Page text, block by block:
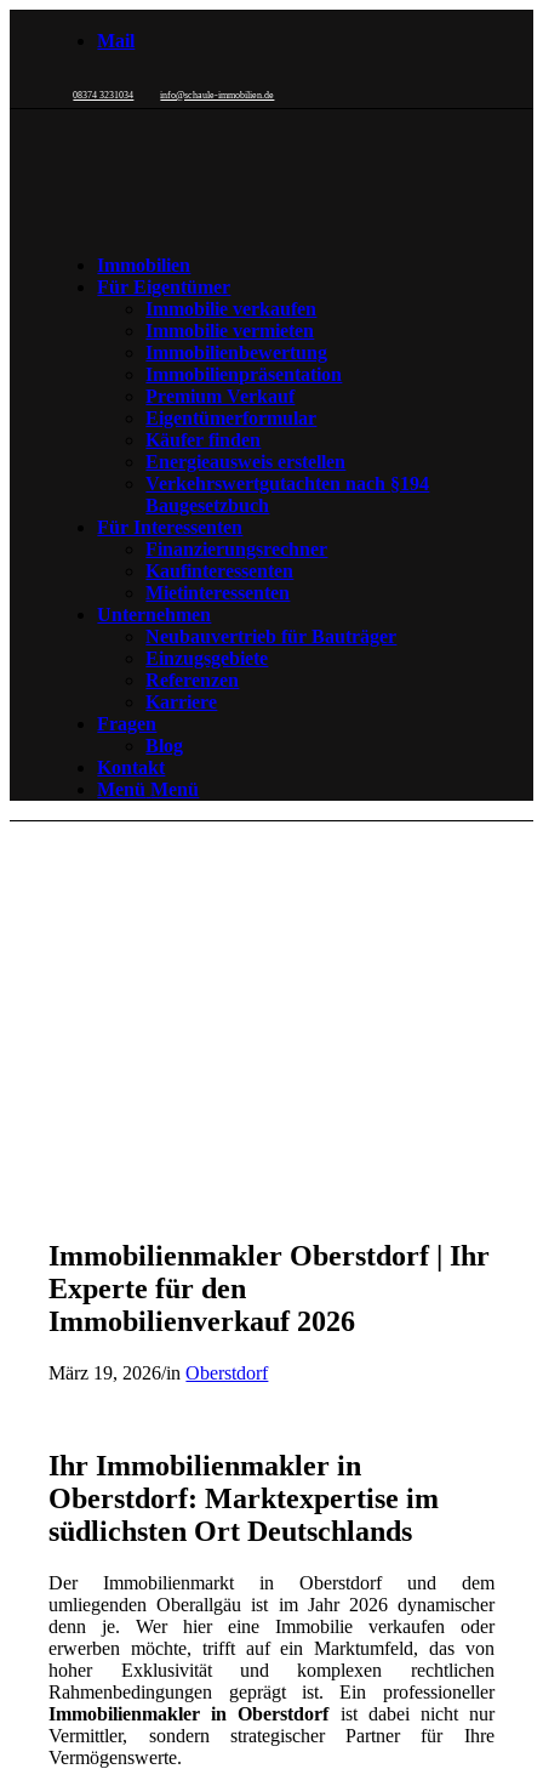
Mail
08374 3231034 info@schaule-immobilien.de
Immobilien
Für Eigentümer
Immobilie verkaufen
Immobilie vermieten
Immobilienbewertung
Immobilienpräsentation
Premium Verkauf
Eigentümerformular
Käufer finden
Energieausweis erstellen
Verkehrswertgutachten nach §194
Baugesetzbuch
Für Interessenten
Finanzierungsrechner
Kaufinteressenten
Mietinteressenten
Unternehmen
Neubauvertrieb für Bauträger
Einzugsgebiete
Referenzen
Karriere
Fragen
Blog
Kontakt
Menü Menü
Immobilienmakler Oberstdorf | Ihr
Experte für den
Immobilienverkauf 2026
März 19, 2026/inOberstdorf
Ihr Immobilienmakler in
Oberstdorf: Marktexpertise im
südlichsten Ort Deutschlands
Der Immobilienmarkt in Oberstdorf und dem
umliegenden Oberallgäu ist im Jahr 2026 dynamischer
denn je. Wer hier eine Immobilie verkaufen oder
erwerben möchte, trifft auf ein Marktumfeld, das von
hoher Exklusivität und komplexen rechtlichen
Rahmenbedingungen geprägt ist. Ein professioneller
Immobilienmakler in Oberstdorfist dabei nicht nur
Vermittler, sondern strategischer Partner für Ihre
Vermögenswerte.